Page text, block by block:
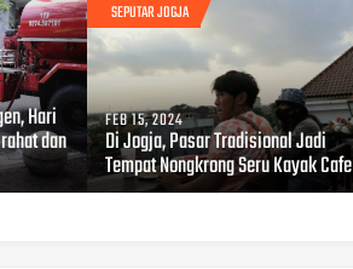
Hari
dan
SEPUTAR JOGJA
FEB 15, 2024
Di Jogja, Pasar Tradisional Jadi
Tempat Nongkrong Seru Kayak Cafe